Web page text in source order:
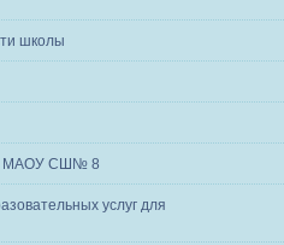
школы
в МАОУ СШ№ 8
услуг для